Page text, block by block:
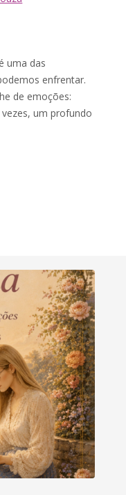
uma das
enfrentar.
de emoções:
um profundo